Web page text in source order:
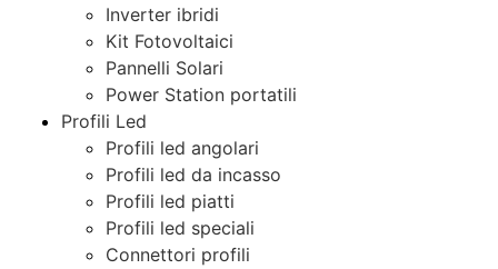
Inverter ibridi
Kit Fotovoltaici
Pannelli Solari
Power Station portatili
Profili Led
Profili led angolari
Profili led da incasso
Profili led piatti
Profili led speciali
Connettori profili